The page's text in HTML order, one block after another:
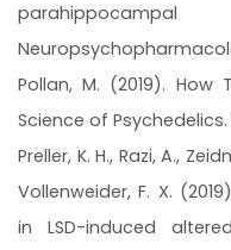
Pollan, M. (2019). How
Science of Psychedelics.
Preller, K. H., Razi, A.,
Vollenweider, F. X.
in LSD-induced